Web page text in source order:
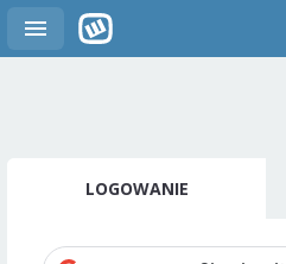
LOGOWANIE